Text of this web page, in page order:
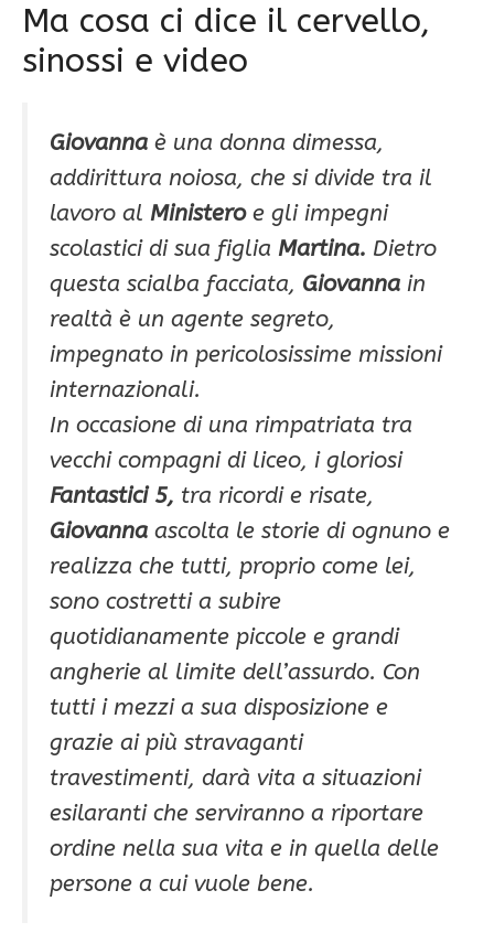
Ma cosa ci dice il cervello,
sinossi e video
Giovanna è una donna dimessa,
addirittura noiosa, che si divide tra il
lavoro al Ministeroe gli impegni
scolastici di sua figlia Martina. Dietro
questa scialba facciata, Giovanna in
realtà è un agente segreto,
impegnato in pericolosissime missioni
internazionali.
In occasione di una rimpatriata tra
vecchi compagni di liceo, i gloriosi
Fantastici 5, tra ricordi e risate,
Giovanna ascolta le storie di ognuno e
realizza che tutti, proprio come lei,
sono costretti a subire
quotidianamente piccole e grandi
angherie al limite dell’assurdo. Con
tutti i mezzi a sua disposizione e
grazie ai più stravaganti
travestimenti, darà vita a situazioni
esilaranti che serviranno a riportare
ordine nella sua vita e in quella delle
persone a cui vuole bene.